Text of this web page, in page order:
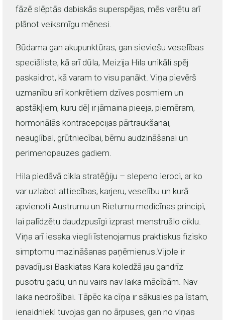
fāzē slēptās dabiskās superspējas, mēs varētu arī
plānot veiksmīgu mēnesi.
Būdama gan akupunktūras, gan sieviešu veselības
speciāliste, kā arī dūla, Meizija Hila unikāli spēj
paskaidrot, kā varam to visu panākt. Viņa pievērš
uzmanību arī konkrētiem dzīves posmiem un
apstākļiem, kuru dēļ ir jāmaina pieeja, piemēram,
hormonālās kontracepcijas pārtraukšanai,
neauglībai, grūtniecībai, bērnu audzināšanai un
perimenopauzes gadiem.
Hila piedāvā cikla stratēģiju – slepeno ieroci, ar ko
var uzlabot attiecības, karjeru, veselību un kurā
apvienoti Austrumu un Rietumu medicīnas principi,
lai palīdzētu daudzpusīgi izprast menstruālo ciklu.
Viņa arī iesaka viegli īstenojamus praktiskus fizisko
simptomu mazināšanas paņēmienus.Vijole ir
pavadījusi Baskiatas Kara koledžā jau gandrīz
pusotru gadu, un nu vairs nav laika mācībām. Nav
laika nedrošībai. Tāpēc ka cīņa ir sākusies pa īstam,
ienaidnieki tuvojas gan no ārpuses, gan no viņas